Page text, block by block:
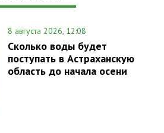
8 августа 2026, 12:08
Сколько воды будет
поступать в Астраханскую
область до начала осени